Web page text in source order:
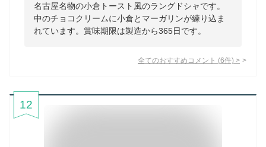
名古屋名物の小倉トースト風のラングドシャです。
中のチョコクリームに小倉とマーガリンが練り込ま
れています。賞味期限は製造から365日です。
全てのおすすめコメント (6件) >
12